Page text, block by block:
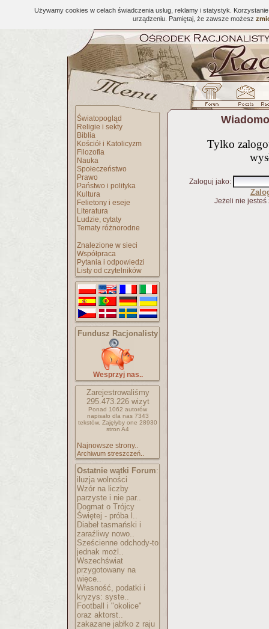
Używamy cookies w celach świadczenia usług, reklamy i statystyk.
urządzeniu. Pamiętaj, że zawsze możesz
Światopogląd
Religie i sekty
Biblia
Kościół i Katolicyzm
Filozofia
Nauka
Społeczeństwo
Prawo
Państwo i polityka
Kultura
Felietony i eseje
Literatura
Ludzie, cytaty
Tematy różnorodne
Znalezione w sieci
Współpraca
Pytania i odpowiedzi
Listy od czytelników
Fundusz Racjonalisty
Wesprzyj nas..
Zarejestrowaliśmy
295.473.226wizyt
Ponad 1062 autorów
napisało dla nas 7343
tekstów. Zajęłyby one 28930
stron A4
Najnowsze strony..
Archiwum streszczeń..
Ostatnie wątki Forum:
iluzja wolności
Wzór na liczby
parzyste i nie par..
Dogmat o Trójcy
Świętej - próba l..
Diabeł tasmański i
zaraźliwy nowo..
Sześcienne odchody-to
jednak możl..
Wszechświat
przygotowany na
więce..
Własność, podatki i
kryzys: syste..
Football i "okolice"
oraz aktorst..
zakazane jabłko z raju
Tylko
Zaloguj jako:
Jeżeli nie